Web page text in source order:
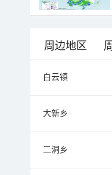
周边地区
白云镇
大新乡
二洞乡